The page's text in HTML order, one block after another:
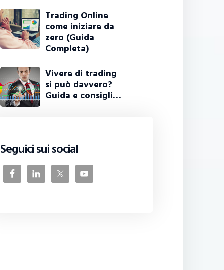
Trading Online
come iniziare da
zero (Guida
Completa)
Vivere di trading
si può davvero?
Guida e consigli…
Seguici sui social